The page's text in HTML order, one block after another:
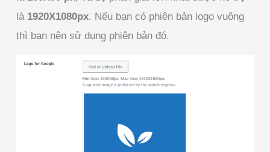
là 1920X1080px. Nếu bạn có phiên bản logo vuông
thì bạn nên sử dụng phiên bản đó.